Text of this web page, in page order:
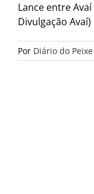
Lance entre
Divulgação Avaí)
Por Diário do Peixe